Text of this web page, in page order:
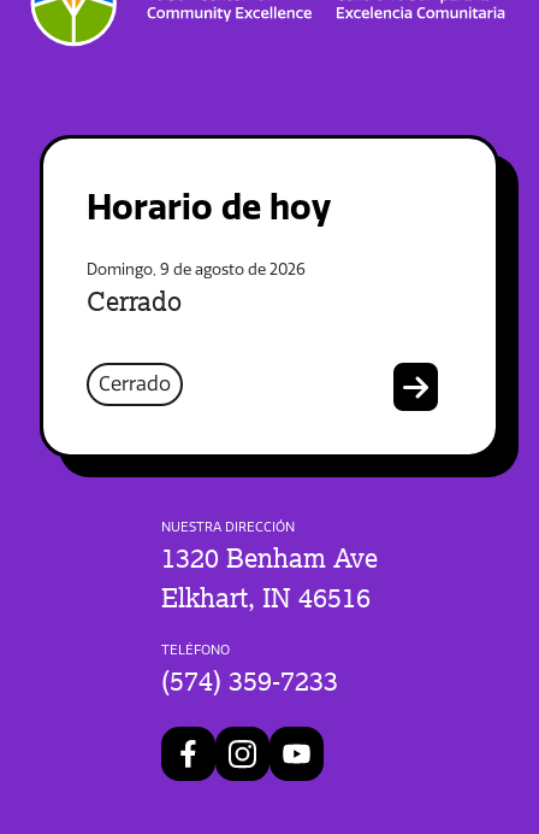
Horario de hoy
Domingo, 9 de agosto de 2026
Cerrado
Cerrado
NUESTRA DIRECCIÓN
1320 Benham Ave
Elkhart, IN 46516
TELÉFONO
(574) 359-7233